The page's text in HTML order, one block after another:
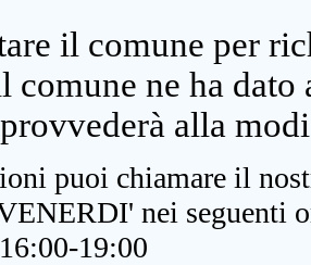
il comune per
comune ne ha
alla
puoi chiamare il
nei seguenti
19:00